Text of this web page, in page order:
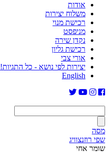
אודות
משלוח יצירות
רכישת מנוי
מניפסט
נקדן שירה
רכישת גליון
אורי צבי
יצירות לפי נושא - כל התגיות!
English
מסה
שפי רוזנצוויג
שומר אחי